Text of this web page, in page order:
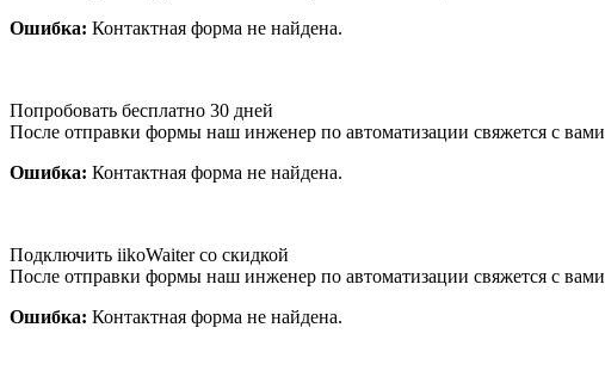
Ошибка: Контактная форма не найдена.
Попробовать бесплатно 30 дней
После отправки формы наш инженер по автоматизации свяжется с вами
Ошибка: Контактная форма не найдена.
Подключить iikoWaiter со скидкой
После отправки формы наш инженер по автоматизации свяжется с вами
Ошибка: Контактная форма не найдена.